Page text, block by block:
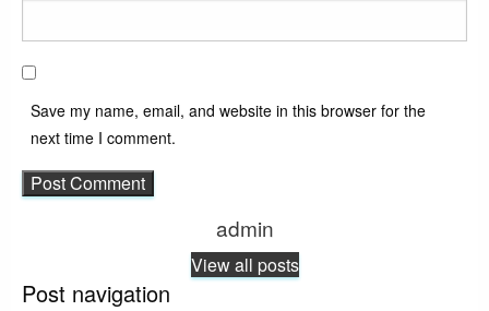
Save my name, email, and website in this browser for the
next time I comment.
admin
View all posts
Post navigation